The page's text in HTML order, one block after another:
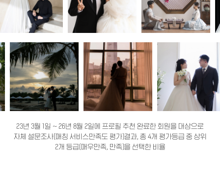
23년 3월 1일 ~ 26년 8월 2일에 프로필 추천 완료한 회원을 대상으로
자체 설문조사(매칭 서비스만족도 평가)결과, 총 4개 평가등급 중 상위
2개 등급(매우만족, 만족)을 선택한 비율